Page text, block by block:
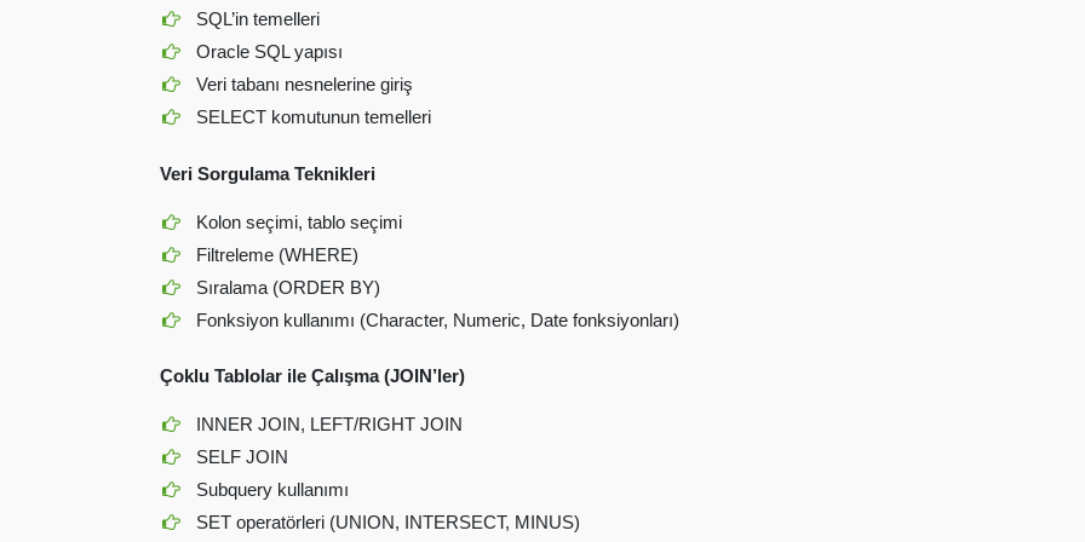
SQL’in temelleri
Oracle SQL yapısı
Veri tabanı nesnelerine giriş
SELECT komutunun temelleri
Veri Sorgulama Teknikleri
Kolon seçimi, tablo seçimi
Filtreleme (WHERE)
Sıralama (ORDER BY)
Fonksiyon kullanımı (Character, Numeric, Date fonksiyonları)
Çoklu Tablolar ile Çalışma (JOIN’ler)
INNER JOIN, LEFT/RIGHT JOIN
SELF JOIN
Subquery kullanımı
SET operatörleri (UNION, INTERSECT, MINUS)